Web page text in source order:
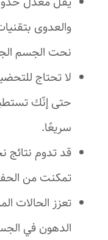
والعدوى
نحت الجسم
لا تحتاج
حتى إنّك
سريعًا.
قد تدوم
تمكنت من
تعزز الحالات
الدهون في